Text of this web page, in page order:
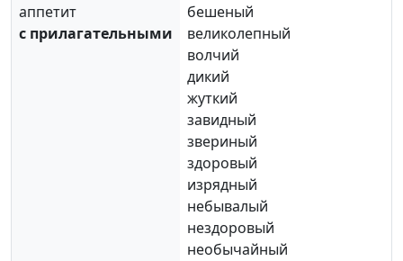
аппетит
c прилагательными
бешеный
великолепный
волчий
дикий
жуткий
завидный
звериный
здоровый
изрядный
небывалый
нездоровый
необычайный